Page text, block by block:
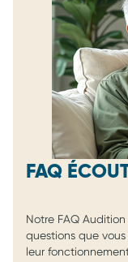
FAQ
Notre FAQ
questions que
leur